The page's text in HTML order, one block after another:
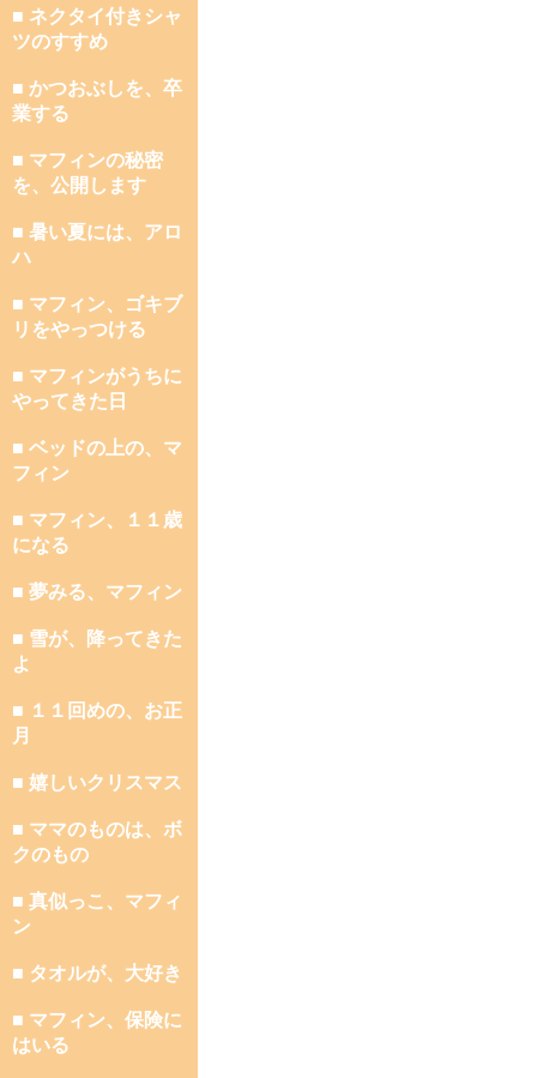
■ ネクタイ付きシャ
ツのすすめ
■ かつおぶしを、卒
業する
■ マフィンの秘密
を、公開します
■ 暑い夏には、アロ
ハ
■ マフィン、ゴキブ
リをやっつける
■ マフィンがうちに
やってきた日
■ ベッドの上の、マ
フィン
■ マフィン、１１歳
になる
■ 夢みる、マフィン
■ 雪が、降ってきた
よ
■ １１回めの、お正
月
■ 嬉しいクリスマス
■ ママのものは、ボ
クのもの
■ 真似っこ、マフィ
ン
■ タオルが、大好き
■ マフィン、保険に
はいる